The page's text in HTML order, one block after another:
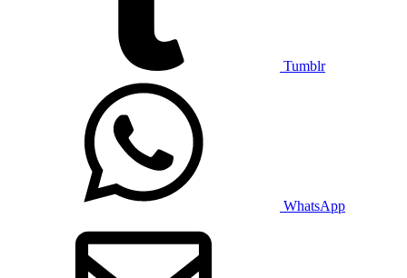
Tumblr
WhatsApp